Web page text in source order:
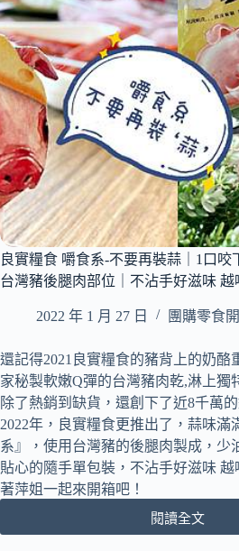
良實糧食 嚼食系-不要再裝蒜｜1口咬
台灣豬後腿肉部位｜不沾手好滋味 越
2022 年 1 月 27 日 團購零食
還記得2021良實糧食的豬背上的奶酪
家秘製軟嫩Q彈的台灣豬肉乾,淋上獨
除了熱銷到缺貨，還創下了近8千萬
2022年，良實糧食更推出了，蒜味滿
系』，使用台灣豬的後腿肉製成，少
貼心的隨手單包裝，不沾手好滋味
著萍姐一起來開箱吧！
閱讀全文
良